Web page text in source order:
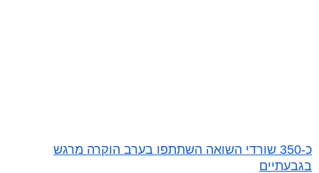
כ-350 שורדי השואה השתתפו בערב הוקרה מרגש
בגבעתיים